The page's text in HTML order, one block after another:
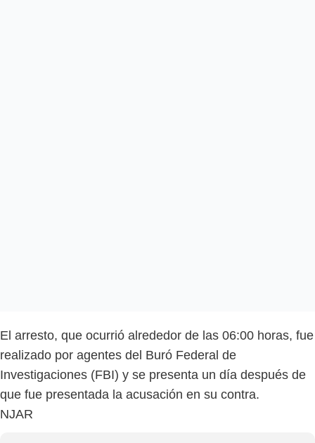
El arresto, que ocurrió alrededor de las 06:00 horas, fue
realizado por agentes del Buró Federal de
Investigaciones (FBI) y se presenta un día después de
que fue presentada la acusación en su contra.
NJAR